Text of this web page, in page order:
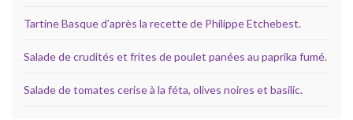
Tartine Basque d’après la recette de Philippe Etchebest.
Salade de crudités et frites de poulet panées au paprika fumé.
Salade de tomates cerise à la féta, olives noires et basilic.